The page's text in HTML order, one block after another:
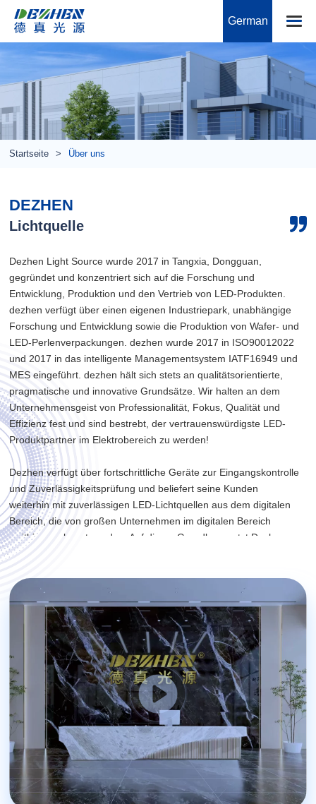
German
Startseite Über uns
DEZHEN
Lichtquelle
Dezhen Light Source wurde 2017 in Tangxia, Dongguan,
gegründet und konzentriert sich auf die Forschung und
Entwicklung, Produktion und den Vertrieb von LED-Produkten.
dezhen verfügt über einen eigenen Industriepark, unabhängige
Forschung und Entwicklung sowie die Produktion von Wafer- und
LED-Perlenverpackungen. dezhen wurde 2017 in ISO90012022
und 2017 in das intelligente Managementsystem IATF16949 und
MES eingeführt. dezhen hält sich stets an qualitätsorientierte,
pragmatische und innovative Grundsätze. Wir halten an dem
Unternehmensgeist von Professionalität, Fokus, Qualität und
Effizienz fest und sind bestrebt, der vertrauenswürdigste LED-
Produktpartner im Elektrobereich zu werden!
Dezhen verfügt über fortschrittliche Geräte zur Eingangskontrolle
und Zuverlässigkeitsprüfung und beliefert seine Kunden
weiterhin mit zuverlässigen LED-Lichtquellen aus dem digitalen
Bereich, die von großen Unternehmen im digitalen Bereich
weithin anerkannt werden. Auf dieser Grundlage setzt Dezhen
seine Innovationen fort, bringt weiterhin Erweiterungsprodukte